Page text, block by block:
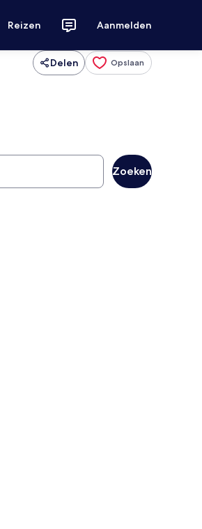
Reizen Aanmelden
Delen Opslaan
Zoeken